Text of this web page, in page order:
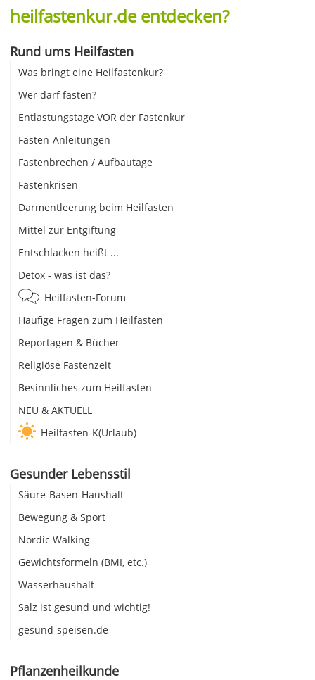
heilfastenkur.de entdecken?
Rund ums Heilfasten
Was bringt eine Heilfastenkur?
Wer darf fasten?
Entlastungstage VOR der Fastenkur
Fasten-Anleitungen
Fastenbrechen / Aufbautage
Fastenkrisen
Darmentleerung beim Heilfasten
Mittel zur Entgiftung
Entschlacken heißt ...
Detox - was ist das?
Heilfasten-Forum
Häufige Fragen zum Heilfasten
Reportagen & Bücher
Religiöse Fastenzeit
Besinnliches zum Heilfasten
NEU & AKTUELL
Heilfasten-K(Urlaub)
Gesunder Lebensstil
Säure-Basen-Haushalt
Bewegung & Sport
Nordic Walking
Gewichtsformeln (BMI, etc.)
Wasserhaushalt
Salz ist gesund und wichtig!
gesund-speisen.de
Pflanzenheilkunde